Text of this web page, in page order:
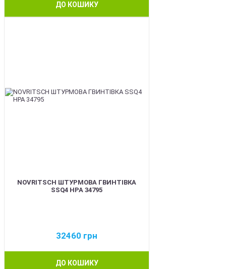
ДО КОШИКУ
NOVRITSCH ШТУРМОВА ГВИНТІВКА
SSQ4 HPA 34795
32460 грн
ДО КОШИКУ